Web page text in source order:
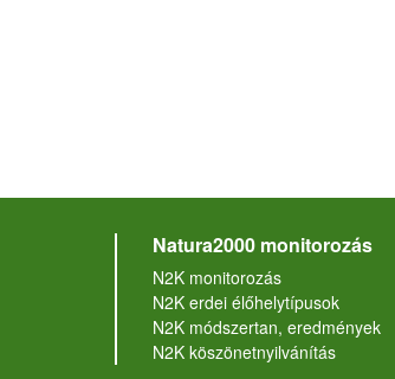
Natura2000 monitorozás
N2K monitorozás
N2K erdei élőhelytípusok
N2K módszertan, eredmények
N2K köszönetnyilvánítás